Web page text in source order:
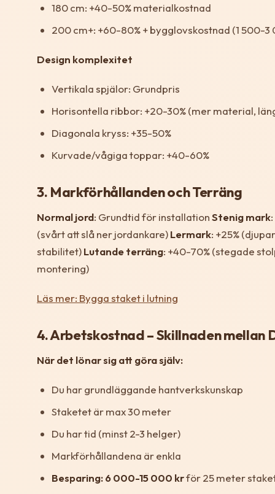
180 cm: +40-50% materialkostnad
200 cm+: +60-80% + bygglovskostnad (1 500-3
Design komplexitet
Vertikala spjälor: Grundpris
Horisontella ribbor: +20-30% (mer material,
Diagonala kryss: +35-50%
Kurvade/vågiga toppar: +40-60%
3. Markförhållanden och Terräng
Normal jord: Grundtid för installationStenig mark
(svårt att slå ner jordankare)Lermark: +25%
stabilitet)Lutande terräng: +40-70% (stegade
montering)
Läs mer: Bygga staket i lutning
4. Arbetskostnad – Skillnaden mellan
När det lönar sig att göra själv:
Du har grundläggande hantverkskunskap
Staketet är max 30 meter
Du har tid (minst 2-3 helger)
Markförhållandena är enkla
Besparing: 6 000-15 000 krför 25 meter